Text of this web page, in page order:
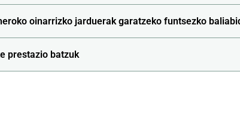
oinarrizko jarduerak garatzeko funtsezko
prestazio batzuk